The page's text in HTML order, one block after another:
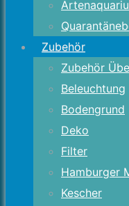
Zubehör
Zubehör
Beleuchtung
Bodengrund
Deko
Filter
Hamburger
Kescher